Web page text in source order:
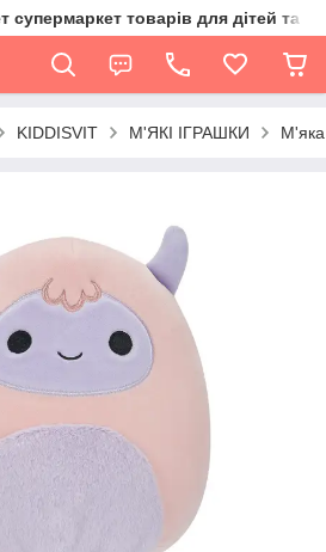
товарів для дітей та їх
KIDDISVIT М'ЯКІ ІГРАШКИ